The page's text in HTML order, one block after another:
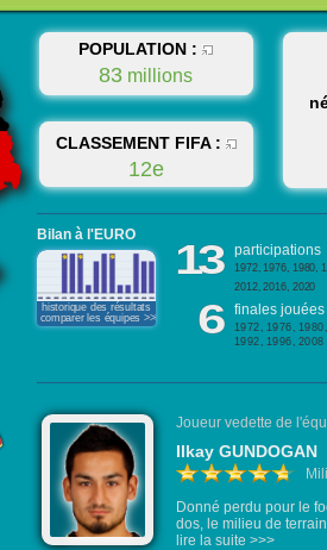
POPULATION :
83 millions
CLASSEMENT FIFA :
12e
Bilan à l'EURO
historique des résultats
comparer les équipes >>>
13 participations
1972, 1976, 1980,
2012, 2016, 2020
6 finales jouées
1972, 1976, 1980,
1992, 1996, 2008
Joueur vedette de
Ilkay GUNDOGAN
Donné perdu pour le
dos, le milieu de
lire la suite >>>